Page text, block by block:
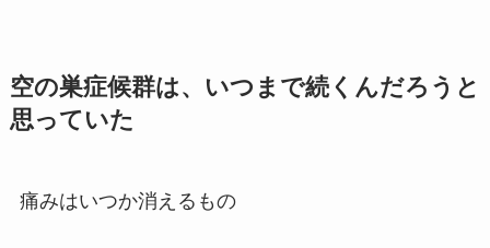
空の巣症候群は、いつまで続くんだろうと
思っていた
痛みはいつか消えるもの